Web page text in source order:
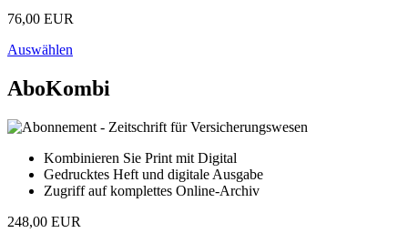
76,00 EUR
Auswählen
AboKombi
Kombinieren Sie Print mit Digital
Gedrucktes Heft und digitale Ausgabe
Zugriff auf komplettes Online-Archiv
248,00 EUR